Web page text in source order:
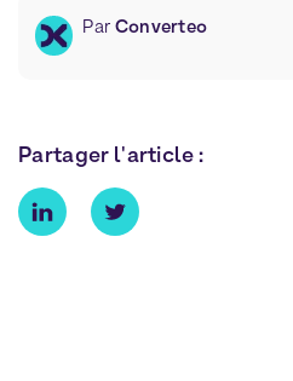
Par Converteo
Partager l'article :